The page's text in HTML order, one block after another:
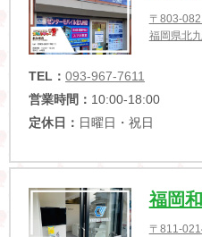
〒803-
福岡県北
TEL： 093-967-7611
営業時間： 10:00-18:00
定休日： 日曜日・祝日
福岡
〒811-